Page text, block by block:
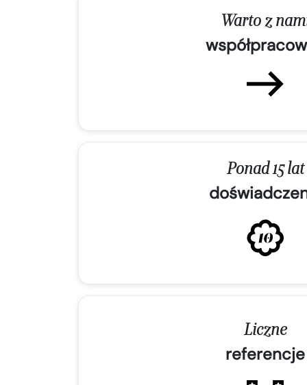
Warto z
Ponad 15 lat
Liczne
referencje